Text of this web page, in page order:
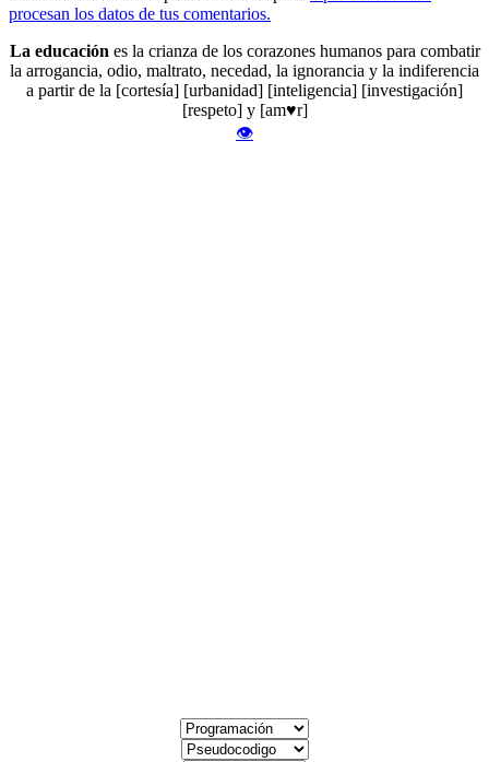
procesan los datos de tus comentarios.
La educaciónes la crianza de los corazones humanos para combatir
la arrogancia, odio, maltrato, necedad, la ignorancia y la indiferencia
a partir de la [cortesía] [urbanidad] [inteligencia] [investigación]
[respeto] y [am♥r]
👁